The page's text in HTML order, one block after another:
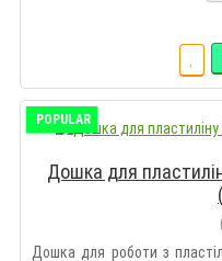
POPULAR
Дошка для
Дошка для роботи з